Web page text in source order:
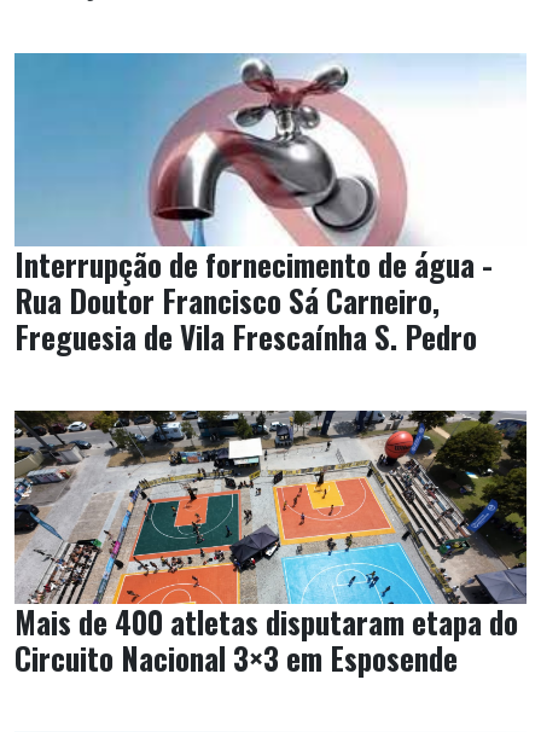
Interrupção de fornecimento de água -
Rua Doutor Francisco Sá Carneiro,
Freguesia de Vila Frescaínha S. Pedro
Mais de 400 atletas disputaram etapa do
Circuito Nacional 3×3 em Esposende